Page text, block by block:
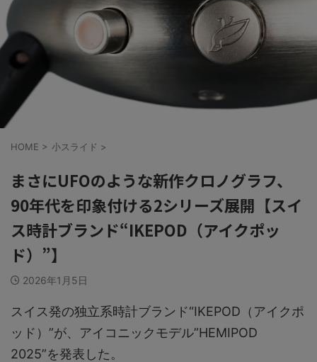
HOME > 小スライド >
まさにUFOのような新作クロノグラフ、
90年代を印象付ける2シリーズ展開【スイ
ス時計ブランド“IKEPOD（アイクポッ
ド）”】
2026年1月5日
スイス発の独立系時計ブランド“IKEPOD（アイクポ
ッド）”が、アイコニックモデル”HEMIPOD
2025”を発表した。